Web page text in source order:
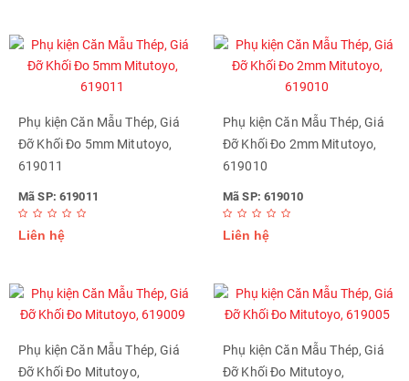
Phụ kiện Căn Mẫu Thép, Giá
Đỡ Khối Đo 5mm Mitutoyo,
619011
Mã SP: 619011
Liên hệ
Phụ kiện Căn Mẫu Thép, Giá
Đỡ Khối Đo 2mm Mitutoyo,
619010
Mã SP: 619010
Liên hệ
Phụ kiện Căn Mẫu Thép, Giá
Đỡ Khối Đo Mitutoyo,
Phụ kiện Căn Mẫu Thép, Giá
Đỡ Khối Đo Mitutoyo,